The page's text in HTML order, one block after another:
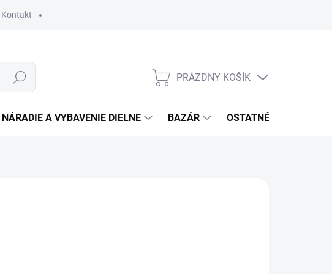
Kontakt
Hľadať
NÁKUPNÝ
PRÁZDNY KOŠÍK
NÁRADIE A VYBAVENIE DIELNE BAZÁR OSTATNÉ